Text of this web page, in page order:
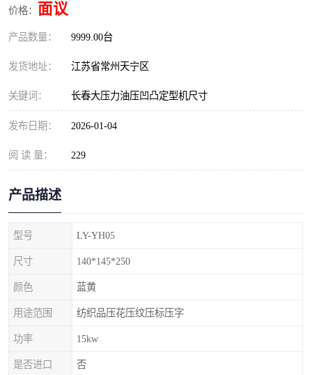
价格： 面议
产品数量： 9999.00台
发货地址： 江苏省常州天宁区
关键词： 长春大压力油压凹凸定型机尺寸
发布日期： 2026-01-04
阅 读 量： 229
产品描述
型号 LY-YH05
尺寸 140*145*250
颜色 蓝黄
用途范围 纺织品压花压纹压标压字
功率 15kw
是否进口 否